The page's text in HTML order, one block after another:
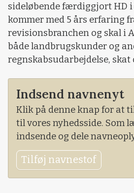
sideløbende færdiggjort HD i
kommer med 5 års erfaring
revisionsbranchen og skal i
både landbrugskunder og
regnskabsudarbejdelse, skat
Indsend navnenyt
Klik på denne knap for at
til vores nyhedsside. Som
indsende og dele
Tilføj navnestof